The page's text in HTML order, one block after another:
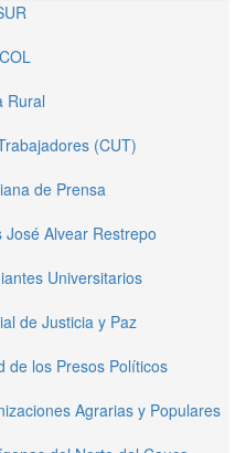
Rural
(CUT)
de Prensa
Alvear Restrepo
Universitarios
de Justicia y Paz
de los Presos Políticos
Agrarias y Populares